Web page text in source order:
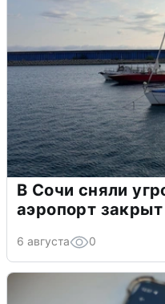
В Сочи сняли
аэропорт закрыт
6 августа 0